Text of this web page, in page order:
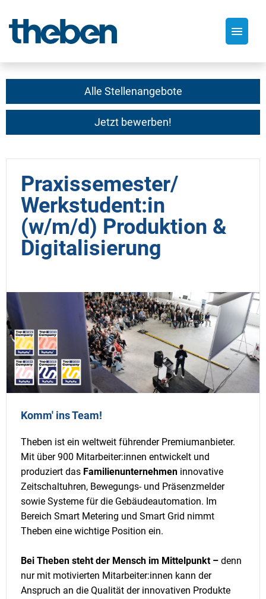
Alle Stellenangebote
Jetzt bewerben!
Praxissemester/
Werkstudent:in
(w/m/d) Produktion &
Digitalisierung
Komm' ins Team!
Theben ist ein weltweit führender Premiumanbieter.
Mit über 900 Mitarbeiter:innen entwickelt und
produziert das Familienunternehmen innovative
Zeitschaltuhren, Bewegungs- und Präsenzmelder
sowie Systeme für die Gebäudeautomation. Im
Bereich Smart Metering und Smart Grid nimmt
Theben eine wichtige Position ein.
Bei Theben steht der Mensch im Mittelpunkt – denn
nur mit motivierten Mitarbeiter:innen kann der
Anspruch an die Qualität der innovativen Produkte